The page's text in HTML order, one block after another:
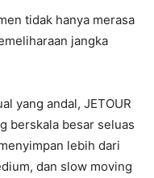
tidak hanya merasa
jangka
yang andal, JETOUR
berskala besar seluas
lebih dari
dan slow moving